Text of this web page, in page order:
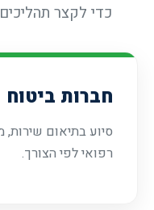
כדי לקצר
חברות ביטוח
סיוע בתיאום
רפואי לפי הצורך.